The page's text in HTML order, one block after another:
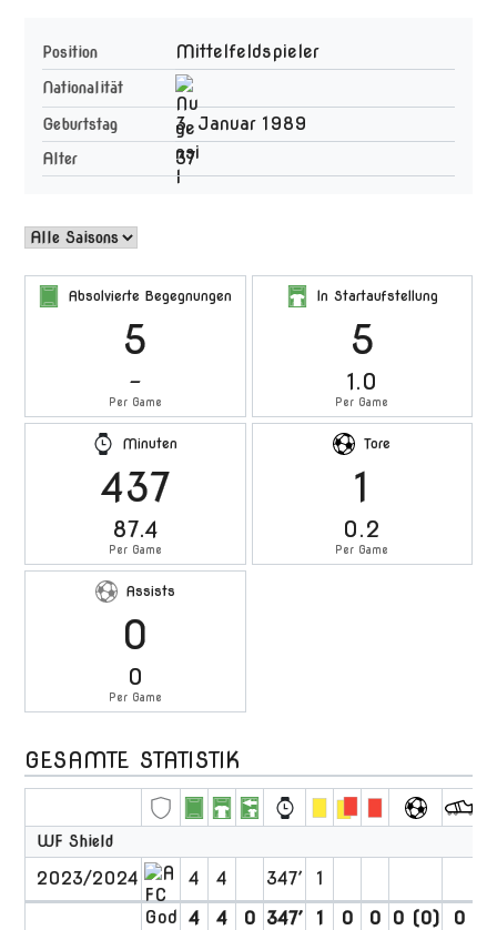
Position Mittelfeldspieler
Nationalität
Geburtstag 3. Januar 1989
Alter 37
Absolvierte Begegnungen
5
-
Per Game
In Startaufstellung
5
1.0
Per Game
Minuten
437
87.4
Per Game
Tore
1
0.2
Per Game
Assists
0
0
Per Game
GESAMTE STATISTIK
WF Shield
2023/2024 4 4 347′
1
4
4 0 347′ 1 0 0 0 (0) 0